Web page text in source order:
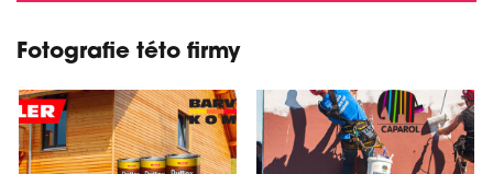
Fotografie této firmy